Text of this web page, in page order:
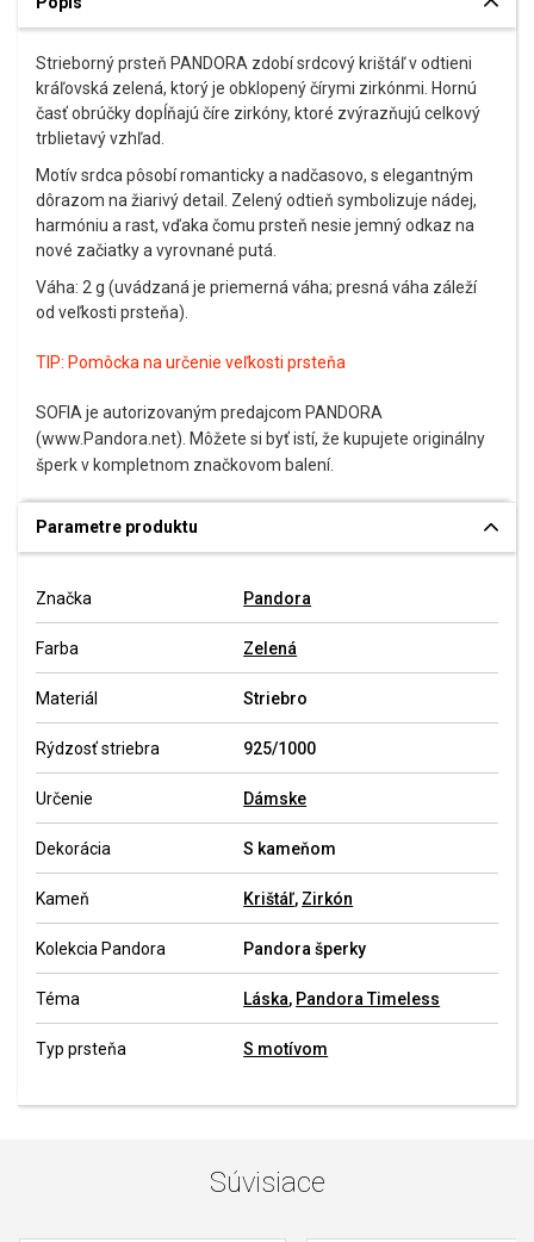
Strieborný prsteň PANDORA zdobí srdcový krištáľ v odtieni
kráľovská zelená, ktorý je obklopený čírymi zirkónmi. Hornú
časť obrúčky dopĺňajú číre zirkóny, ktoré zvýrazňujú celkový
trblietavý vzhľad.
Motív srdca pôsobí romanticky a nadčasovo, s elegantným
dôrazom na žiarivý detail. Zelený odtieň symbolizuje nádej,
harmóniu a rast, vďaka čomu prsteň nesie jemný odkaz na
nové začiatky a vyrovnané putá.
Váha: 2 g (uvádzaná je priemerná váha; presná váha záleží
od veľkosti prsteňa).
TIP: Pomôcka na určenie veľkosti prsteňa
SOFIA je autorizovaným predajcom PANDORA
(www.Pandora.net). Môžete si byť istí, že kupujete originálny
šperk v kompletnom značkovom balení.
Parametre produktu
Značka Pandora
Farba Zelená
Materiál Striebro
Rýdzosť striebra 925/1000
Určenie Dámske
Dekorácia S kameňom
Kameň Krištáľ, Zirkón
Kolekcia Pandora Pandora šperky
Téma Láska, Pandora Timeless
Typ prsteňa S motívom
Súvisiace